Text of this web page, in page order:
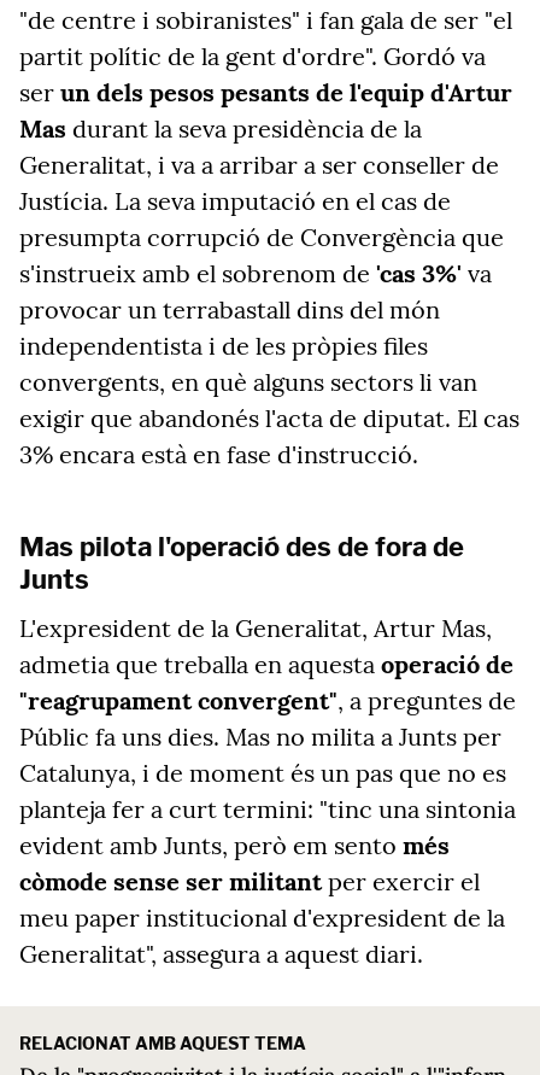
"de centre i sobiranistes" i fan gala de ser "el
partit polític de la gent d'ordre". Gordó va
ser un dels pesos pesants de l'equip d'Artur
Mas durant la seva presidència de la
Generalitat, i va a arribar a ser conseller de
Justícia. La seva imputació en el cas de
presumpta corrupció de Convergència que
s'instrueix amb el sobrenom de 'cas 3%' va
provocar un terrabastall dins del món
independentista i de les pròpies files
convergents, en què alguns sectors li van
exigir que abandonés l'acta de diputat. El cas
3% encara està en fase d'instrucció.
Mas pilota l'operació des de fora de
Junts
L'expresident de la Generalitat, Artur Mas,
admetia que treballa en aquesta operació de
"reagrupament convergent", a preguntes de
Públic fa uns dies. Mas no milita a Junts per
Catalunya, i de moment és un pas que no es
planteja fer a curt termini: "tinc una sintonia
evident amb Junts, però em sento més
còmode sense ser militantper exercir el
meu paper institucional d'expresident de la
Generalitat", assegura a aquest diari.
RELACIONAT AMB AQUEST TEMA